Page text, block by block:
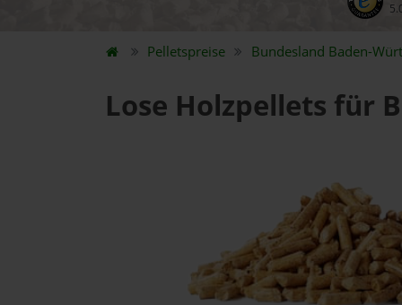
Pelletspreise Bundesland Baden-
Lose Holzpellets für